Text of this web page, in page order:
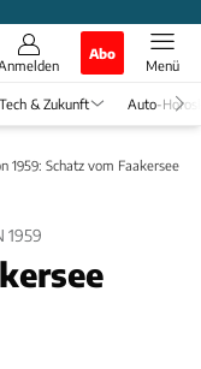
Abo
Menü
Tech & Zukunft Auto-
1959: Schatz vom Faakersee
1959